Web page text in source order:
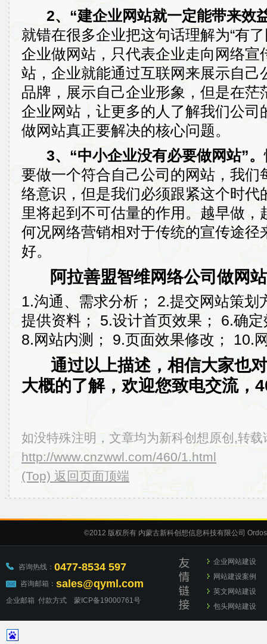
2、“建企业网站就一定能带来效
就错在很多企业把这句话理解为“有
企业做网站，只代表企业走向网络宣
站，企业就能通过互联网来展示自己
品牌，展示自己企业形象，但是在
企业网站，让更多的人了解我们公司
做网站真正要解决的核心问题。
3、“中小企业没有必要做网站”。
要做一个符合自己公司的网站，我们
络意识，但是我们必须跟紧这个时代
里将起到不可估量的作用。越早做
何况网络营销相对于传统的宣传途径
好。
阿拉善盟智维网络公司做网
1.沟通、需求分析； 2.提交网站策划
提供资料； 5.设计首页效果； 6.确
8.网站内测； 9.页面效果修改； 10.
通过以上描述，相信大家也
大概的了解，欢迎您致电交流，
如没特殊注明，文章均为新科创想原创,转载
http://www.cnzwwl.com/460/1.html
(Top) 返回页面顶端
©2012 版权所有 内蒙古新科创想信息科技有限公司
咨询热线： 0477-8534 597
咨询邮箱： sales@qyml.com
企业邮箱 付款方式 蒙ICP备19000761号
企业网站建设
网站建设案例
英文网站建设
包头网站建设